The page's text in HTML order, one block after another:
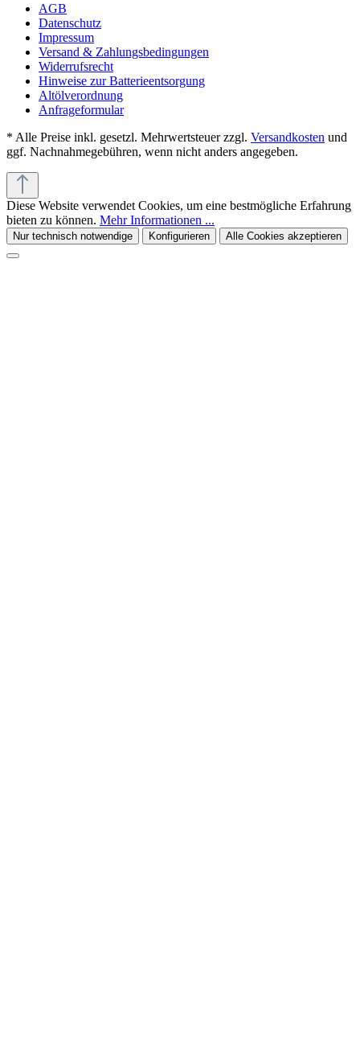
AGB
Datenschutz
Impressum
Versand & Zahlungsbedingungen
Widerrufsrecht
Hinweise zur Batterieentsorgung
Altölverordnung
Anfrageformular
* Alle Preise inkl. gesetzl. Mehrwertsteuer zzgl. Versandkosten und
ggf. Nachnahmegebühren, wenn nicht anders angegeben.
Diese Website verwendet Cookies, um eine bestmögliche Erfahrung
bieten zu können. Mehr Informationen ...
Nur technisch notwendige Konfigurieren Alle Cookies akzeptieren